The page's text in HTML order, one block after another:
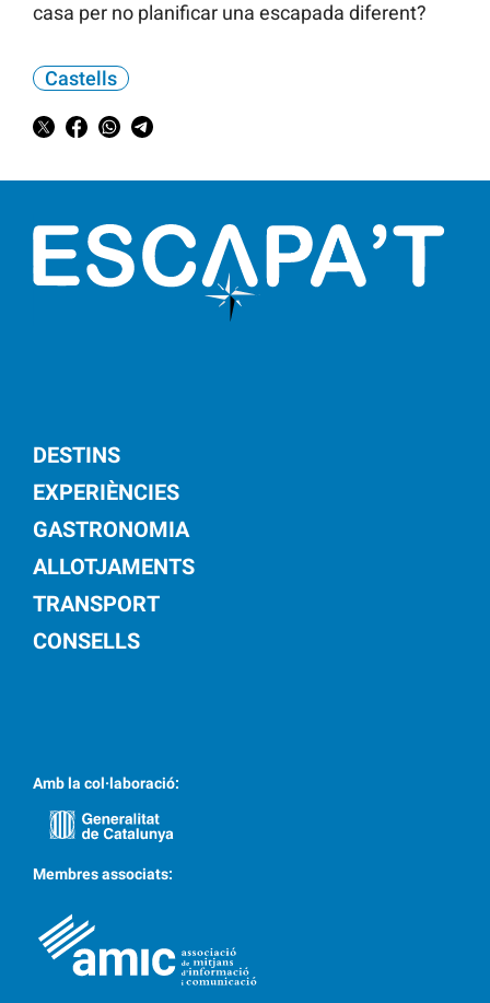
casa per no planificar una escapada diferent?
Castells
DESTINS
EXPERIÈNCIES
GASTRONOMIA
ALLOTJAMENTS
TRANSPORT
CONSELLS
Amb la col·laboració:
Membres associats: